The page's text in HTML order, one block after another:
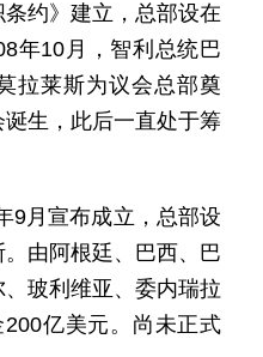
约》建立，总部设在
年10月，智利总统巴
拉莱斯为议会总部奠
生，此后一直处于筹
9月宣布成立，总部设
由阿根廷、巴西、巴
玻利维亚、委内瑞拉
亿美元。尚未正式